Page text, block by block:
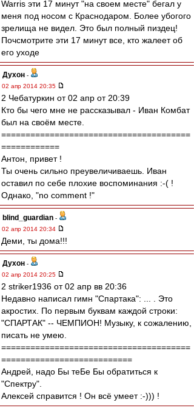
Warris эти 17 минут "на своем месте" бегал у
меня под носом с Краснодаром. Более убогого
зрелища не видел. Это был полный пиздец!
Почсмотрите эти 17 минут все, кто жалеет об
его уходе
Духон -
02 апр 2014 20:35
2 Чебатуркин от 02 апр от 20:39
Кто бы чего мне не рассказывал - Иван Комбат
был на своём месте.
=======================================
============
Антон, привет !
Ты очень сильно преувеличиваешь. Иван
оставил по себе плохие воспоминания :-( !
Однако, "no comment !"
blind_guardian -
02 апр 2014 20:34
Деми, ты дома!!!
Духон -
02 апр 2014 20:25
2 striker1936 от 02 апр вв 20:36
Недавно написал гимн "Спартака": ... . Это
акростих. По первым буквам каждой строки:
"СПАРТАК" -- ЧЕМПИОН! Музыку, к сожалению,
писать не умею.
=======================================
===========================
Андрей, надо Бы теБе Бы обратиться к
"Спектру".
Алексей справится ! Он всё умеет :-))) !